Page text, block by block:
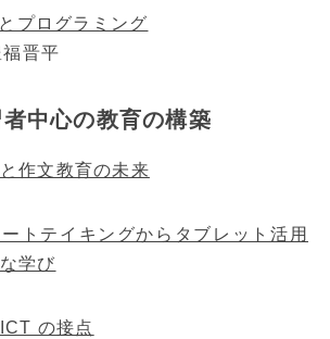
プログラミング
晋平
中心の教育の構築
作文教育の未来
トテイキングからタブレット活用
学び
の接点